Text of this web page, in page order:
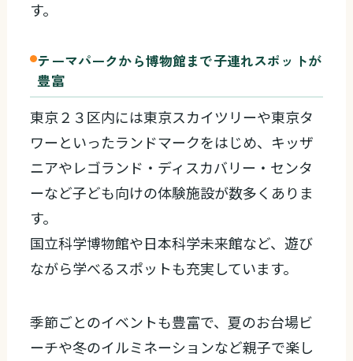
す。
テーマパークから博物館まで子連れスポットが
豊富
東京２３区内には東京スカイツリーや東京タ
ワーといったランドマークをはじめ、キッザ
ニアやレゴランド・ディスカバリー・センタ
ーなど子ども向けの体験施設が数多くありま
す。
国立科学博物館や日本科学未来館など、遊び
ながら学べるスポットも充実しています。
季節ごとのイベントも豊富で、夏のお台場ビ
ーチや冬のイルミネーションなど親子で楽し